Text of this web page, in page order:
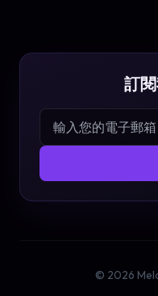
訂
© 2026